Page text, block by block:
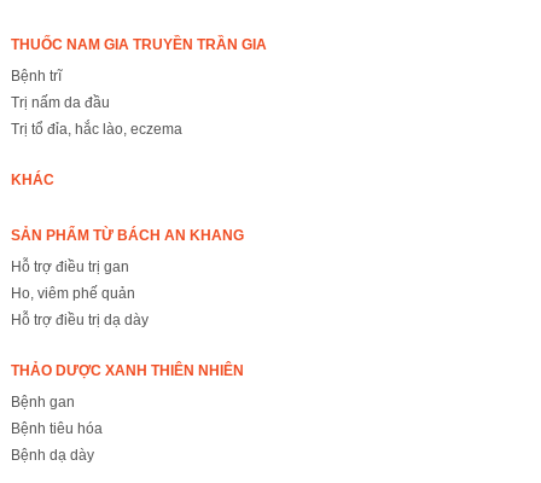
THUỐC NAM GIA TRUYỀN TRẦN GIA
Bệnh trĩ
Trị nấm da đầu
Trị tổ đỉa, hắc lào, eczema
KHÁC
SẢN PHẨM TỪ BÁCH AN KHANG
Hỗ trợ điều trị gan
Ho, viêm phế quản
Hỗ trợ điều trị dạ dày
THẢO DƯỢC XANH THIÊN NHIÊN
Bệnh gan
Bệnh tiêu hóa
Bệnh dạ dày